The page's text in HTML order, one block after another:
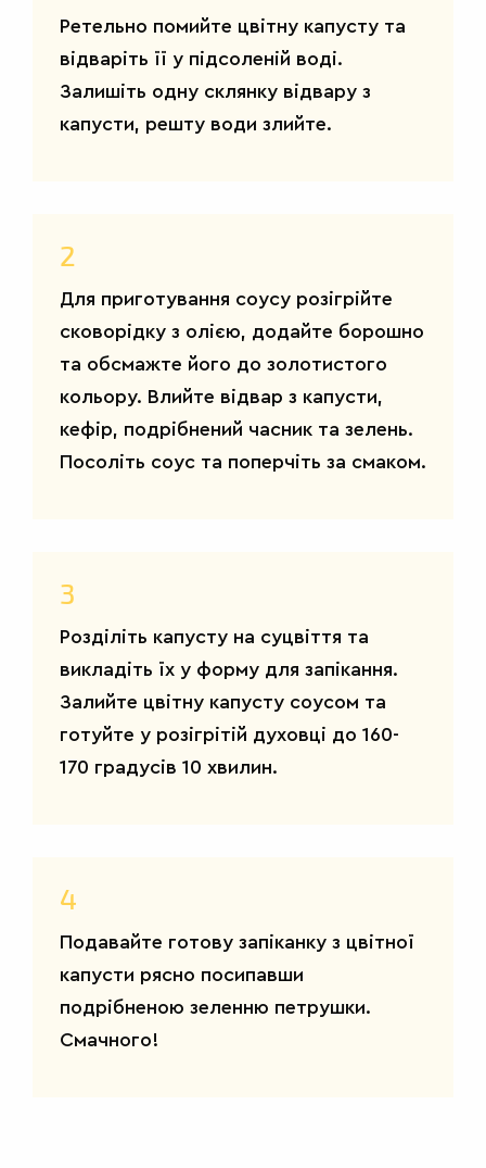
Ретельно помийте цвітну капусту та
відваріть її у підсоленій воді.
Залишіть одну склянку відвару з
капусти, решту води злийте.
2
Для приготування соусу розігрійте
сковорідку з олією, додайте борошно
та обсмажте його до золотистого
кольору. Влийте відвар з капусти,
кефір, подрібнений часник та зелень.
Посоліть соус та поперчіть за смаком.
3
Розділіть капусту на суцвіття та
викладіть їх у форму для запікання.
Залийте цвітну капусту соусом та
готуйте у розігрітій духовці до 160-
170 градусів 10 хвилин.
4
Подавайте готову запіканку з цвітної
капусти рясно посипавши
подрібненою зеленню петрушки.
Смачного!